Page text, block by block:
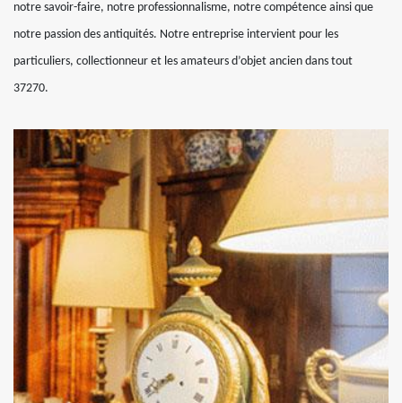
notre savoir-faire, notre professionnalisme, notre compétence ainsi que
notre passion des antiquités. Notre entreprise intervient pour les
particuliers, collectionneur et les amateurs d’objet ancien dans tout
37270.